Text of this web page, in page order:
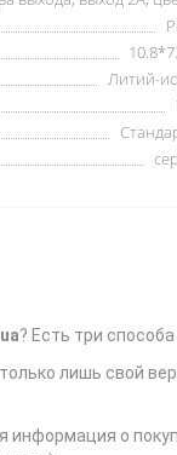
Литий-
? Есть три
лишь свой
о